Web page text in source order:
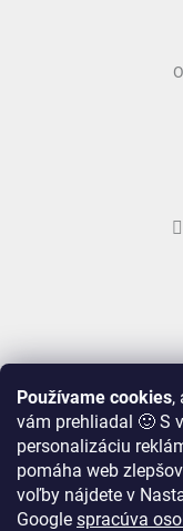
Používame cookies,
vám prehliadal 🙂 S
personalizáciu
pomáha web
voľby nájdete v
Google spracúva